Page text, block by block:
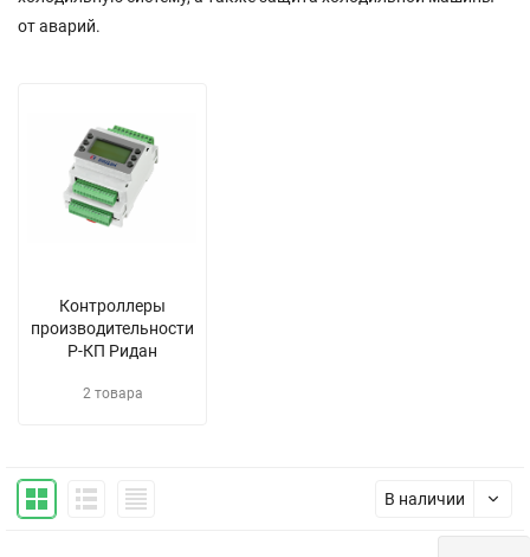
от аварий.
Контроллеры
производительности
Р-КП Ридан
2 товара
В наличии